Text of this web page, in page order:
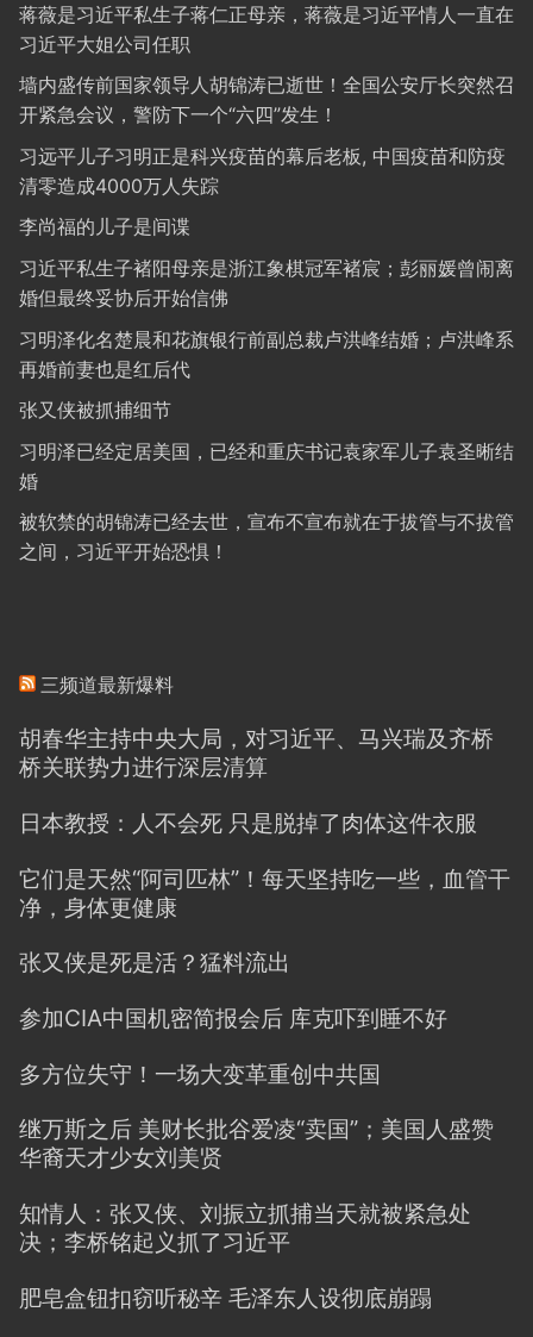
蒋薇是习近平私生子蒋仁正母亲，蒋薇是习近平情人一直在
习近平大姐公司任职
墙内盛传前国家领导人胡锦涛已逝世！全国公安厅长突然召
开紧急会议，警防下一个“六四”发生！
习远平儿子习明正是科兴疫苗的幕后老板, 中国疫苗和防疫
清零造成4000万人失踪
李尚福的儿子是间谍
习近平私生子褚阳母亲是浙江象棋冠军褚宸；彭丽媛曾闹离
婚但最终妥协后开始信佛
习明泽化名楚晨和花旗银行前副总裁卢洪峰结婚；卢洪峰系
再婚前妻也是红后代
张又侠被抓捕细节
习明泽已经定居美国，已经和重庆书记袁家军儿子袁圣晰结
婚
被软禁的胡锦涛已经去世，宣布不宣布就在于拔管与不拔管
之间，习近平开始恐惧！
三频道最新爆料
胡春华主持中央大局，对习近平、马兴瑞及齐桥
桥关联势力进行深层清算
日本教授：人不会死 只是脱掉了肉体这件衣服
它们是天然“阿司匹林”！每天坚持吃一些，血管干
净，身体更健康
张又侠是死是活？猛料流出
参加CIA中国机密简报会后 库克吓到睡不好
多方位失守！一场大变革重创中共国
继万斯之后 美财长批谷爱凌“卖国”；美国人盛赞
华裔天才少女刘美贤
知情人：张又侠、刘振立抓捕当天就被紧急处
决；李桥铭起义抓了习近平
肥皂盒钮扣窃听秘辛 毛泽东人设彻底崩蹋